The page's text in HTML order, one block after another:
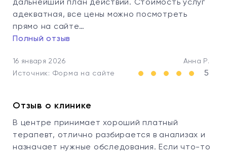
дальнейший план действий. Стоимость услуг
адекватная, все цены можно посмотреть
прямо на сайте…
Полный отзыв
16 января 2026
Анна Р.
Источник: Форма на сайте
5
Отзыв о клинике
В центре принимает хороший платный
терапевт, отлично разбирается в анализах и
назначает нужные обследования. Если что-то